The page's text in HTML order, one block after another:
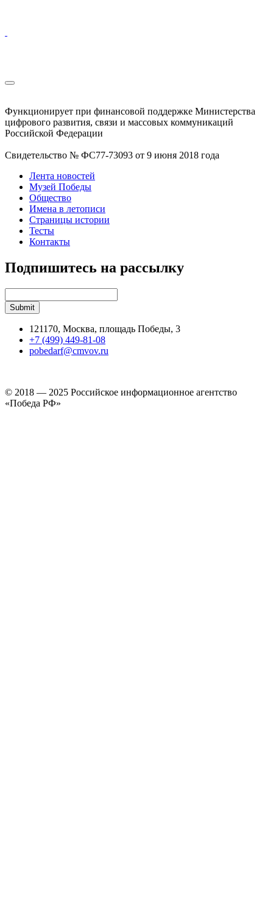
Функционирует при финансовой поддержке Министерства
цифрового развития, связи и массовых коммуникаций
Российской Федерации
Свидетельство № ФС77-73093 от 9 июня 2018 года
Лента новостей
Музей Победы
Общество
Имена в летописи
Страницы истории
Тесты
Контакты
Подпишитесь на рассылку
121170, Москва, площадь Победы, 3
+7 (499) 449-81-08
pobedarf@cmvov.ru
© 2018 — 2025 Российское информационное агентство
«Победа РФ»